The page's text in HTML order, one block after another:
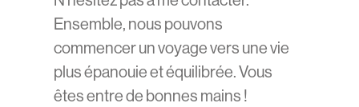
Ensemble, nous pouvons
commencer un voyage vers une vie
plus épanouie et équilibrée. Vous
êtes entre de bonnes mains !